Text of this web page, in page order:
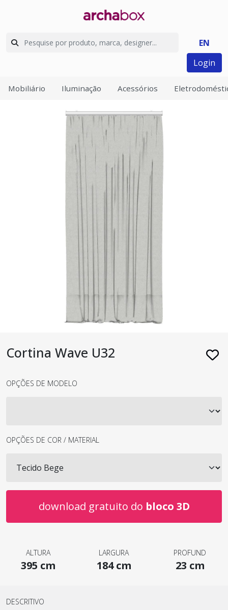
EN
Login
Mobiliário Iluminação Acessórios
Cortina Wave U32
OPÇÕES DE MODELO
OPÇÕES DE COR / MATERIAL
download gratuito do bloco 3D
ALTURA
395 cm
LARGURA
184 cm
PROFUND
23 cm
DESCRITIVO